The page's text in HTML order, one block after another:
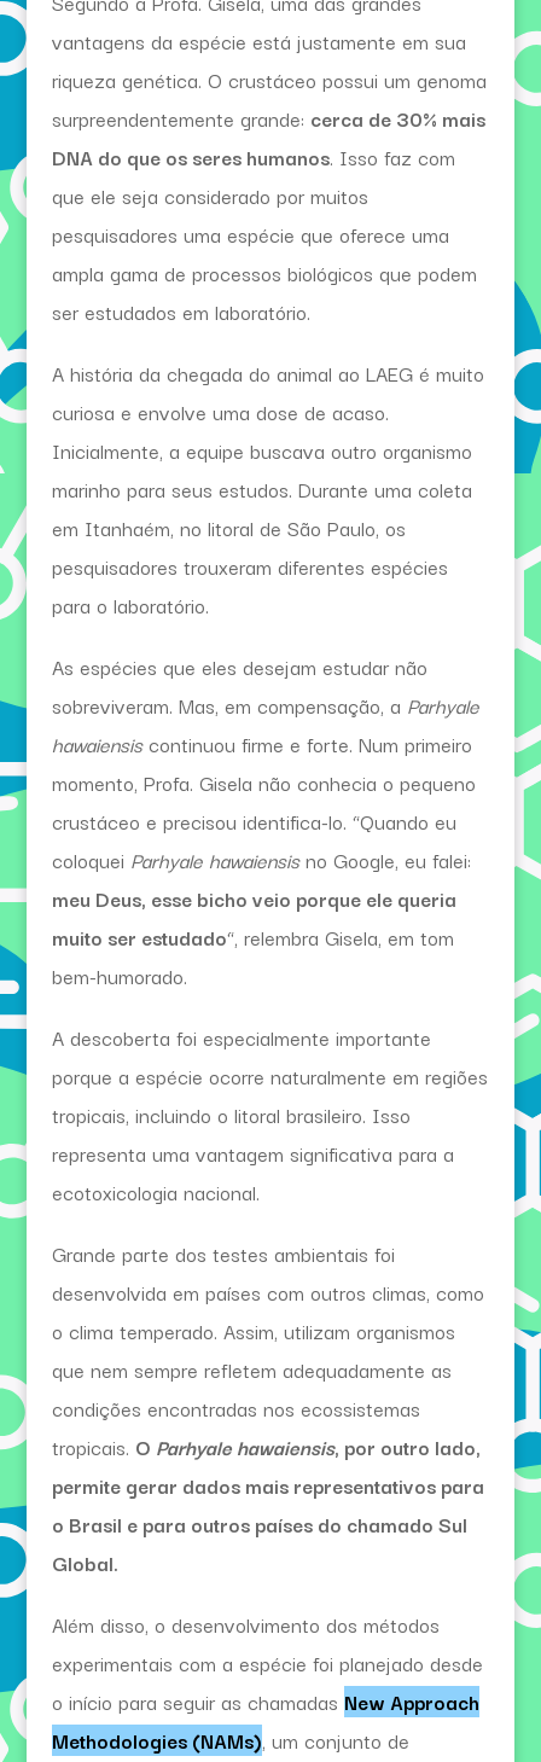
vantagens da espécie está justamente em sua
riqueza genética. O crustáceo possui um genoma
surpreendentemente grande: cerca de 30% mais
DNA do que os seres humanos. Isso faz com
que ele seja considerado por muitos
pesquisadores uma espécie que oferece uma
ampla gama de processos biológicos que podem
ser estudados em laboratório.
A história da chegada do animal ao LAEG é muito
curiosa e envolve uma dose de acaso.
Inicialmente, a equipe buscava outro organismo
marinho para seus estudos. Durante uma coleta
em Itanhaém, no litoral de São Paulo, os
pesquisadores trouxeram diferentes espécies
para o laboratório.
As espécies que eles desejam estudar não
sobreviveram. Mas, em compensação, a Parhyale
hawaiensiscontinuou firme e forte. Num primeiro
momento, Profa. Gisela não conhecia o pequeno
crustáceo e precisou identifica-lo. “Quando eu
coloquei Parhyale hawaiensisno Google, eu falei:
meu Deus, esse bicho veio porque ele queria
muito ser estudado“, relembra Gisela, em tom
bem-humorado.
A descoberta foi especialmente importante
porque a espécie ocorre naturalmente em regiões
tropicais, incluindo o litoral brasileiro. Isso
representa uma vantagem significativa para a
ecotoxicologia nacional.
Grande parte dos testes ambientais foi
desenvolvida em países com outros climas, como
o clima temperado. Assim, utilizam organismos
que nem sempre refletem adequadamente as
condições encontradas nos ecossistemas
tropicais. O Parhyale hawaiensis, por outro lado,
permite gerar dados mais representativos para
o Brasil e para outros países do chamado Sul
Global.
Além disso, o desenvolvimento dos métodos
experimentais com a espécie foi planejado desde
o início para seguir as chamadas New Approach
Methodologies (NAMs), um conjunto de